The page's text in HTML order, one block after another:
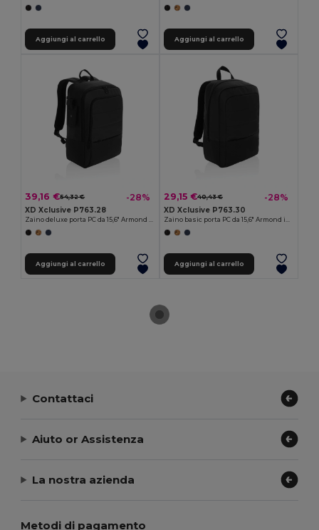
Aggiungi al carrello Aggiungi al carrello
39,16 €54,32 € -28%
XD Xclusive P763.28
Zaino deluxe porta PC da 15,6" Armond in rPET AWARE™
Aggiungi al carrello
29,15 €40,43 € -28%
XD Xclusive P763.30
Zaino basic porta PC da 15,6" Armond in rPET AWARE™
Aggiungi al carrello
Contattaci
Aiuto or Assistenza
La nostra azienda
Metodi di pagamento